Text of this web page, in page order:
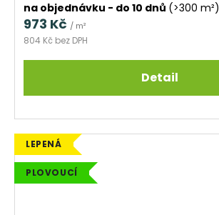
na objednávku - do 10 dnů (>300 m²)
804 Kč bez DPH
973 Kč / m²
Detail
LEPENÁ
PLOVOUCÍ